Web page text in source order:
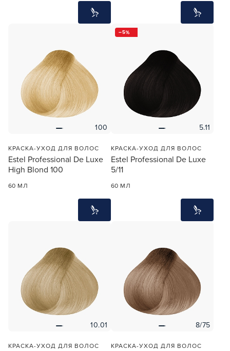
100
КРАСКА-УХОД ДЛЯ ВОЛОС
Estel Professional De Luxe
High Blond 100
60 МЛ
5
5.11
КРАСКА-УХОД ДЛЯ ВОЛОС
Estel Professional De Luxe
5/11
60 МЛ
10.01
КРАСКА-УХОД ДЛЯ ВОЛОС
8/75
КРАСКА-УХОД ДЛЯ ВОЛОС